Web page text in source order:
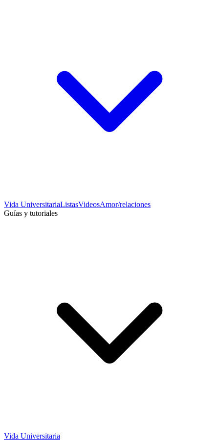
Vida UniversitariaListasVideosAmor/relaciones
Guías y tutoriales
Vida Universitaria